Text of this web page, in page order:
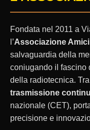
GIOVANNI
CAROSIO
RASSEGNA
STORICA
SPECIFICHE
Fondata nel 2011 a
l’Associazione
salvaguardia della
coniugando il fascino
della radiotecnica.
trasmissione
nazionale (CET),
precisione e